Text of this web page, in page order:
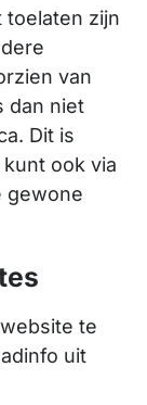
toelaten zijn
van
dan niet
Dit is
ook via
gewone
te
uit